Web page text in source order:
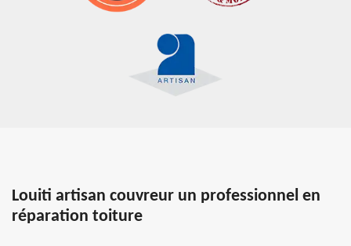
Louiti artisan couvreur un professionnel en
réparation toiture